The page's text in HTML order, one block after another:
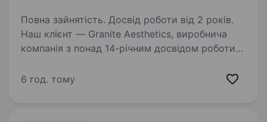
Повна зайнятість. Досвід роботи від 2 років.
Наш клієнт — Granite Aesthetics, виробнича
компанія з понад 14-річним досвідом роботи
створює меморіальні комплекси, архітектурні
6 год. тому